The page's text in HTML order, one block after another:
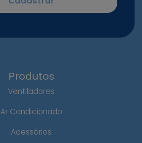
Produtos
Ventiladores
Ar Condicionado
Acessórios